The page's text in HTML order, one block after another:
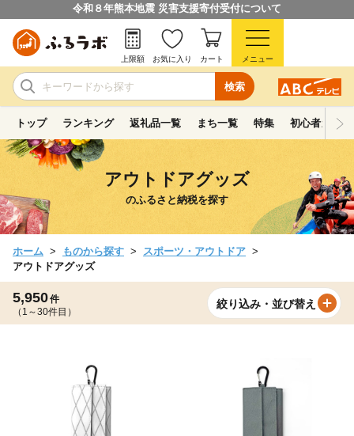
令和８年熊本地震 災害支援寄付受付について
検索
上限額 お気に入り カート メニュー
トップ ランキング 返礼品一覧 まち一覧 特集 初心者ガイド
アウトドアグッズ
のふるさと納税を探す
ホーム ものから探す
スポーツ・アウトドア
アウトドアグッズ
5,950件
（1～30件目）
絞り込み・並び替え